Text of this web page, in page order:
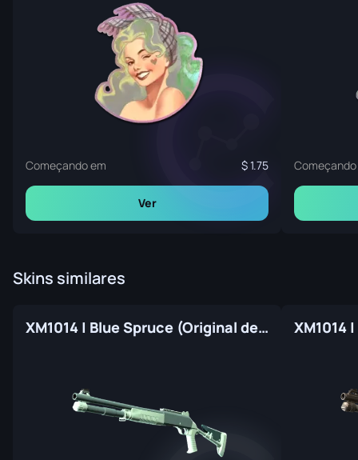
Começando em 1.75
Ver
Skins similares
XM1014 | Blue Spruce (Original de Fábrica)